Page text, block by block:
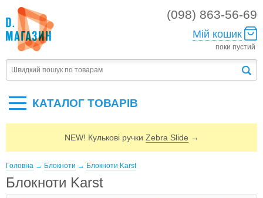
(098) 863-56-69
Мій кошик
поки пустий
КАТАЛОГ ТОВАРIВ
NEW! Кулькові ручки Zebra Slide →
Головна → Блокноти → Блокноти Karst
Блокноти Karst